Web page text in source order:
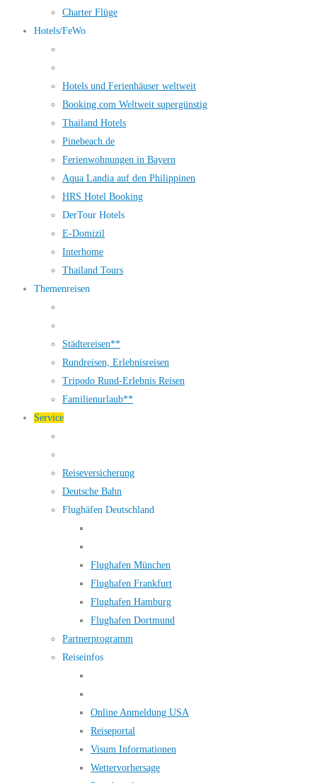
Charter Flüge
Hotels/FeWo
Hotels und Ferienhäuser weltweit
Booking.com Weltweit supergünstig
Thailand Hotels
Pinebeach.de
Ferienwohnungen in Bayern
Aqua Landia auf den Philippinen
HRS Hotel Booking
DerTour Hotels
E-Domizil
Interhome
Thailand Tours
Themenreisen
Städtereisen**
Rundreisen, Erlebnisreisen
Tripodo Rund-Erlebnis Reisen
Familienurlaub**
Service
Reiseversicherung
Deutsche Bahn
Flughäfen Deutschland
Flughafen München
Flughafen Frankfurt
Flughafen Hamburg
Flughafen Dortmund
Partnerprogramm
Reiseinfos
Online Anmeldung USA
Reiseportal
Visum Informationen
Wettervorhersage